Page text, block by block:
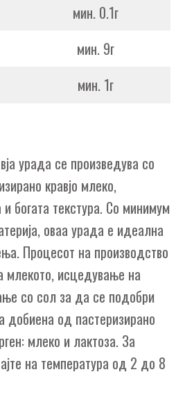
мин. 0.1г
мин. 9г
мин. 1г
урада се произведува со
кравјо млеко,
богата текстура. Со минимум
оваа урада е идеална
Процесот на производство
млекото, исцедување на
со сол за да се подобри
добиена од пастеризирано
млеко и лактоза. За
на температура од 2 до 8